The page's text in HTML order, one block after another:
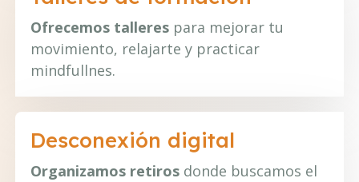
Ofrecemos tallerespara mejorar tu
movimiento, relajarte y practicar
mindfullnes.
Desconexión digital
Organizamos retirosdonde buscamos el